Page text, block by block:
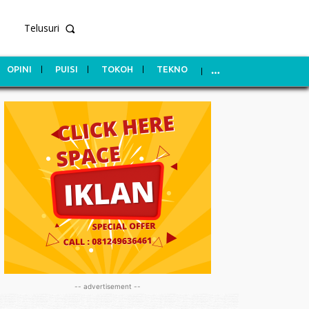
Telusuri
OPINI PUISI TOKOH TEKNO
-- advertisement --